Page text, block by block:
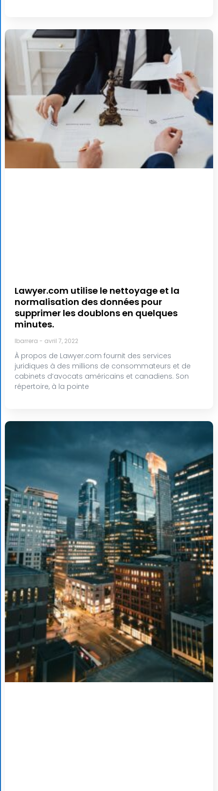
Lawyer.com utilise le nettoyage et la
normalisation des données pour
supprimer les doublons en quelques
minutes.
lbarrera avril 7, 2022
À propos de Lawyer.com fournit des services
juridiques à des millions de consommateurs et de
cabinets d’avocats américains et canadiens. Son
répertoire, à la pointe